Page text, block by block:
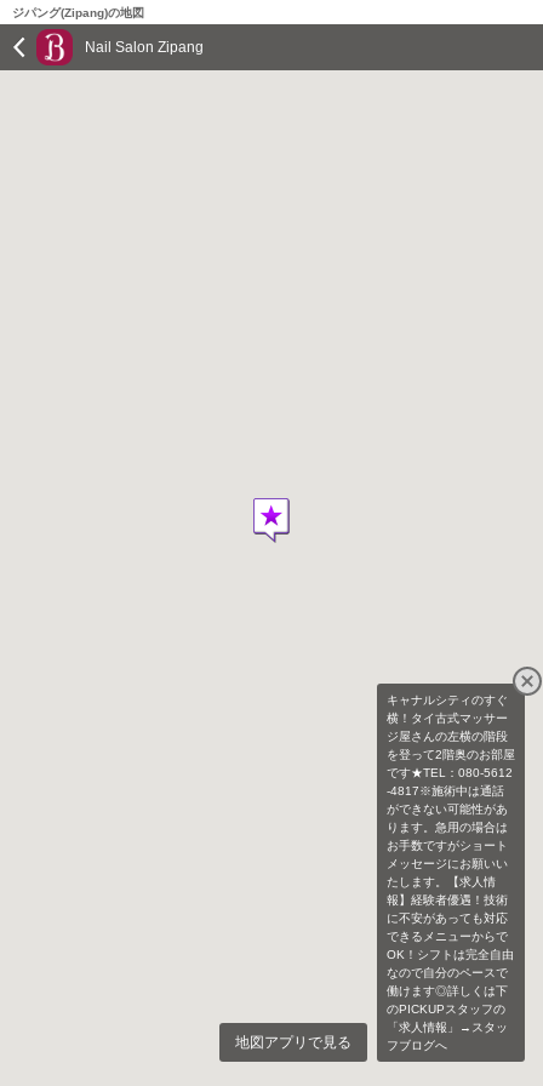
ジパング(Zipang)の地図
Nail Salon Zipang
キャナルシティのすぐ
横！タイ古式マッサー
ジ屋さんの左横の階段
を登って2階奥のお部屋
です★TEL：080-5612
-4817※施術中は通話
ができない可能性があ
ります。急用の場合は
お手数ですがショート
メッセージにお願いい
たします。【求人情
報】経験者優遇！技術
に不安があっても対応
できるメニューからで
OK！シフトは完全自由
なので自分のペースで
働けます◎詳しくは下
のPICKUPスタッフの
「求人情報」→スタッ
フブログへ
地図アプリで見る